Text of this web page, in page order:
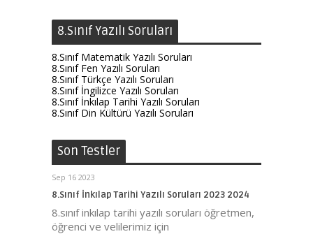
8.Sınıf Yazılı Soruları
8.Sınıf Matematik Yazılı Soruları
8.Sınıf Fen Yazılı Soruları
8.Sınıf Türkçe Yazılı Soruları
8.Sınıf İngilizce Yazılı Soruları
8.Sınıf İnkılap Tarihi Yazılı Soruları
8.Sınıf Din Kültürü Yazılı Soruları
Son Testler
Sep 16 2023
8.Sınıf İnkılap Tarihi Yazılı Soruları 2023 2024
8.sınıf inkılap tarihi yazılı soruları öğretmen,
öğrenci ve velilerimiz için